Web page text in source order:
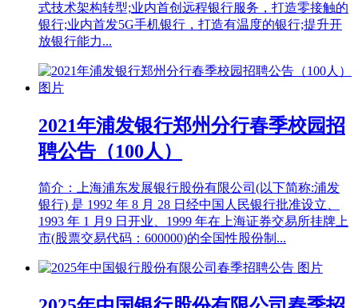
式技术架构转型;业内首创远程银行服务，打造零接触的
银行;业内首发5G手机银行，打造有温度的银行;提升开
放银行能力...
2021年浦发银行郑州分行春季校园招
聘公告（100人）
简介：上海浦东发展银行股份有限公司(以下简称:浦发
银行) 是 1992 年 8 月 28 日经中国人民银行批准设立、
1993 年 1 月9 日开业、1999 年在上海证券交易所挂牌上
市(股票交易代码：600000)的全国性股份制...